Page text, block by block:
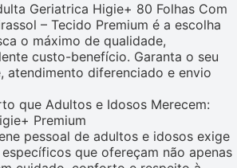
Geriatrica Higie+ 80 Folhas Com
– Tecido Premium é a escolha
o máximo de qualidade,
custo-benefício. Garanta o seu
atendimento diferenciado e envio
que Adultos e Idosos Merecem:
Premium
pessoal de adultos e idosos exige
que ofereçam não apenas